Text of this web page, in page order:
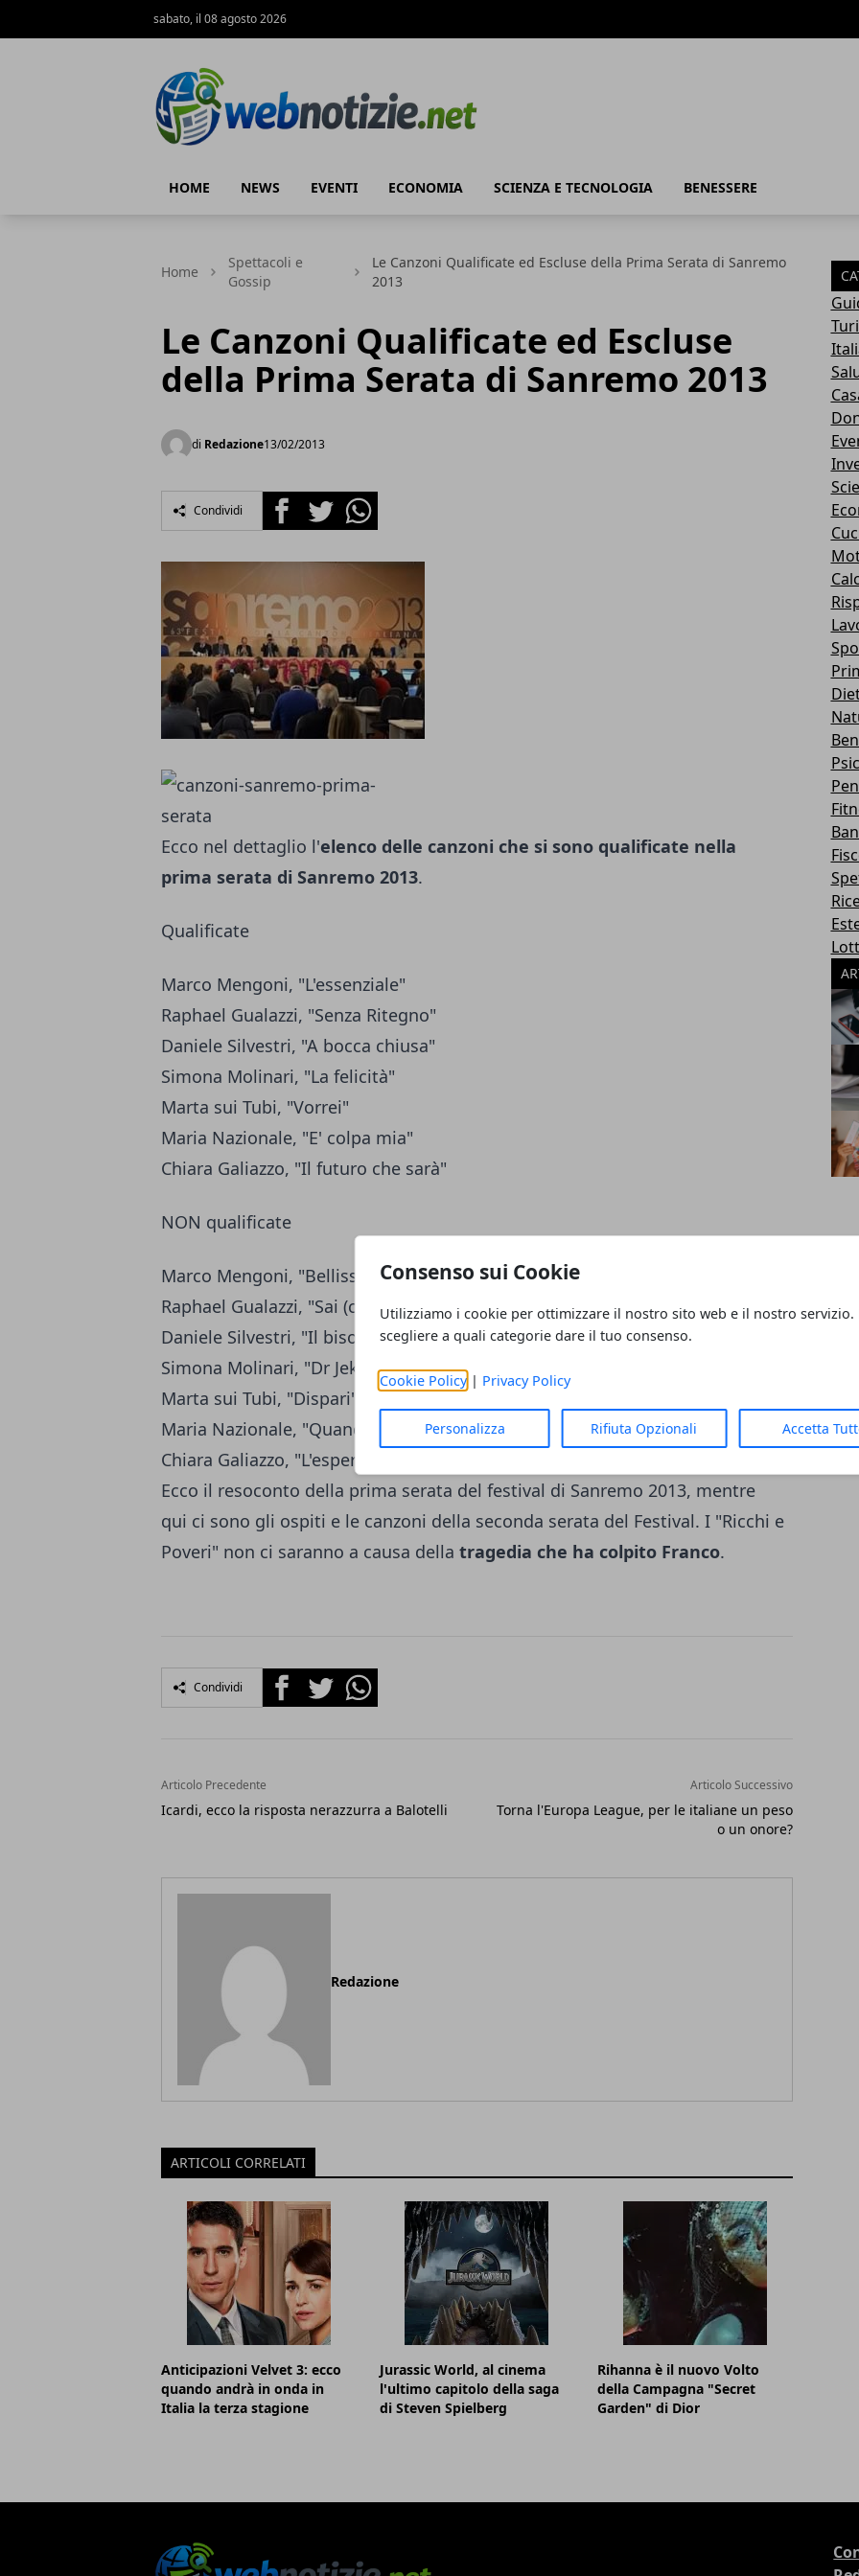
Consenso sui Cookie
Utilizziamo i cookie per ottimizzare il nostro sito web e il nostro servizio.
scegliere a quali categorie dare il tuo consenso.
Cookie Policy| Privacy Policy
Personalizza Rifiuta Opzionali Accetta
sabato, il 08 agosto 2026
HOME NEWS EVENTI ECONOMIA SCIENZA E TECNOLOGIA BENESSERE
Home
Spettacoli e
Gossip
Le Canzoni Qualificate ed Escluse della Prima Serata di Sanremo
2013
Le Canzoni Qualificate ed Escluse
della Prima Serata di Sanremo 2013
di Redazione13/02/2013
Condividi FacebookTwitterWhatsapp
Ecco nel dettaglio l'elenco delle canzoni che si sono qualificate nella
prima serata di Sanremo 2013.
Qualificate
Marco Mengoni, "L'essenziale"
Raphael Gualazzi, "Senza Ritegno"
Daniele Silvestri, "A bocca chiusa"
Simona Molinari, "La felicità"
Marta sui Tubi, "Vorrei"
Maria Nazionale, "E' colpa mia"
Chiara Galiazzo, "Il futuro che sarà"
NON qualificate
Marco Mengoni, "Bellissimo"
Raphael Gualazzi, "Sai (ci basta un sogno)"
Daniele Silvestri, "Il bisogno di te"
Simona Molinari, "Dr Jekyll e Mr Hyde"
Marta sui Tubi, "Dispari"
Maria Nazionale, "Quando non parlo"
Chiara Galiazzo, "L'esperienza dell'amore"
Ecco il resoconto della prima serata del festival di Sanremo 2013, mentre
qui ci sono gli ospiti e le canzoni della seconda serata del Festival. I "Ricchi e
Poveri" non ci saranno a causa della tragedia che ha colpito Franco.
Condividi FacebookTwitterWhatsapp
Articolo Precedente
Icardi, ecco la risposta nerazzurra a Balotelli
Articolo Successivo
Torna l'Europa League, per le italiane un peso
o un onore?
Redazione
ARTICOLI CORRELATI
Anticipazioni Velvet 3: ecco
quando andrà in onda in
Italia la terza stagione
Jurassic World, al cinema
l'ultimo capitolo della saga
di Steven Spielberg
Rihanna è il nuovo Volto
della Campagna "Secret
Garden" di Dior